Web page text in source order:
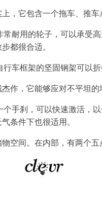
，它包含一个拖车、推车
耐用的轮子，可以承
都很合适。
车框架的坚固钢架可以
作，它能够应对不平坦
手刹，可以快速激活
条件下也很适用。
空间。在内部，有两个